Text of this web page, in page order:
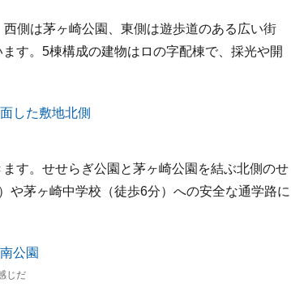
側は茅ヶ崎公園、東側は遊歩道のある広い街
す。5棟構成の建物はロの字配棟で、採光や開
す。せせらぎ公園と茅ヶ崎公園を結ぶ北側のせ
や茅ヶ崎中学校（徒歩6分）への安全な通学路に
じだ